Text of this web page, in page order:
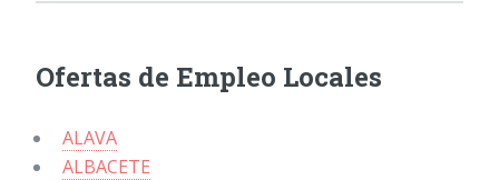
Ofertas de Empleo Locales
ALAVA
ALBACETE